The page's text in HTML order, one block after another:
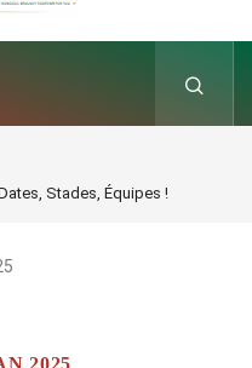
Stades, Équipes !